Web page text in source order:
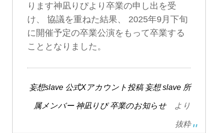
ります神凪りぴより卒業の申し出を受
け、 協議を重ねた結果、 2025年9月下旬
に開催予定の卒業公演をもって卒業する
こととなりました。
妄想slave 公式Xアカウント投稿 妄想 slave 所
属メンバー 神凪りぴ 卒業のお知らせより
抜粋